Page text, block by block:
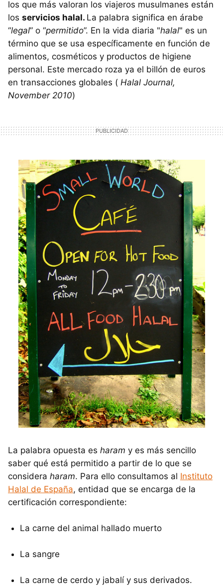
los que más valoran los viajeros musulmanes están
los servicios halal. La palabra significa en árabe
“legal” o “permitido”. En la vida diaria "halal" es un
término que se usa específicamente en función de
alimentos, cosméticos y productos de higiene
personal. Este mercado roza ya el billón de euros
en transacciones globales ( Halal Journal,
November 2010)
La palabra opuesta es haram y es más sencillo
saber qué está permitido a partir de lo que se
considera haram. Para ello consultamos al Instituto
Halal de España, entidad que se encarga de la
certificación correspondiente:
La carne del animal hallado muerto
La sangre
La carne de cerdo y jabalí y sus derivados.